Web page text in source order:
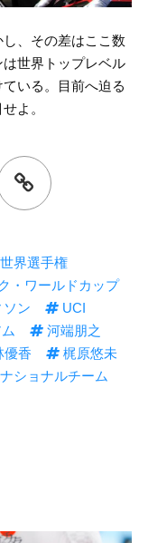
し、その差はここ数
世界トップレベル
いる。目前へ迫る
よ。
界選手権
・ワールドカップ
ソン
UCI
河端朋之
香
梶原悠未
ショナルチーム